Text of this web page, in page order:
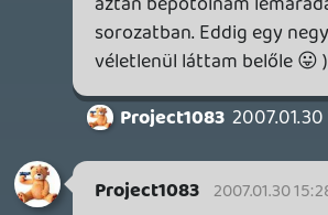
Gaben 2007.01.30 14:03:09
Gaben 2007.01.30 14:03:09 #0oxoj
na tessék...
-az idézőjel és a 😛 az igzes
megnevezésnél pont annak a
kifigurázására hivatott, aki / akik így hív
engem / minket. spec. én pont lesz*rom,
kinek, milyen konzolja van.